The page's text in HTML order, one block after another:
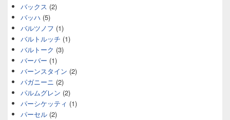
バックス (2)
バッハ (5)
バルツノフ (1)
バルトルッチ (1)
バルトーク (3)
バーバー (1)
バーンスタイン (2)
パガニーニ (2)
パルムグレン (2)
パーシケッティ (1)
パーセル (2)